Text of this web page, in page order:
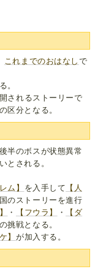
これまでのおはなし で
。
されるストーリーで
区分となる。
半のボスが状態異常
とされる。
ム】 を入手して 【人
のストーリーを進行
・ 【フウラ】 ・
【ダ
挑戦となる。
】 が加入する。